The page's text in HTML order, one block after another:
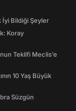
İyi Bildiği Şeyler
Koray
Teklifi Meclis’e
10 Yaş Büyük
Süzgün